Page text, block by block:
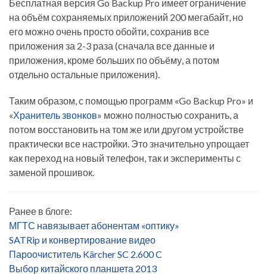
Бесплатная версия Go Backup Pro имеет ограничение
на объём сохраняемых приложений 200 мегабайт, но
его можно очень просто обойти, сохранив все
приложения за 2-3 раза (сначала все данные и
приложения, кроме больших по объёму, а потом
отдельно остальные приложения).
Таким образом, с помощью программ «Go Backup Pro» и
«Хранитель звонков» можно полностью сохранить, а
потом восстановить на том же или другом устройстве
практически все настройки. Это значительно упрощает
как переход на новый телефон, так и эксперименты с
заменой прошивок.
Ранее в блоге:
МГТС навязывает абонентам «оптику»
SATRip и конвертирование видео
Пароочиститель Kärcher SC 2.600 C
Выбор китайского планшета 2013